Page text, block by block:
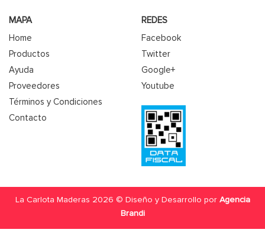
MAPA
Home
Productos
Ayuda
Proveedores
Términos y Condiciones
Contacto
REDES
Facebook
Twitter
Google+
Youtube
La Carlota Maderas 2026 © Diseño y Desarrollo por Agencia
Brandi